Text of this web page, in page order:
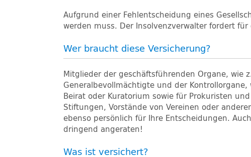
Aufgrund einer Fehlentscheidung eines
werden muss. Der Insolvenzverwalter fordert
Wer braucht diese Versicherung?
Mitglieder der geschäftsführenden Organe, wie
Generalbevollmächtigte und der
Beirat oder Kuratorium sowie für Prokuristen
Stiftungen, Vorstände von Vereinen oder
ebenso persönlich für Ihre Entscheidungen.
dringend angeraten!
Was ist versichert?